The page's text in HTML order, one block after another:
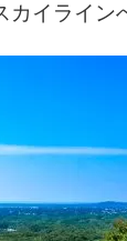
イライン